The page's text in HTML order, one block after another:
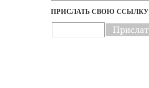
ПРИСЛАТЬ СВОЮ ССЫЛКУ